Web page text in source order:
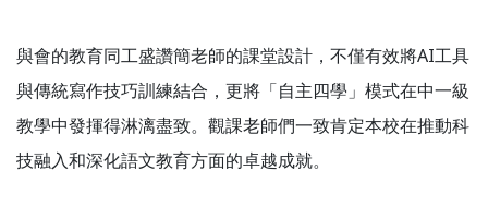
與會的教育同工盛讚簡老師的課堂設計，不僅有效將AI工具
與傳統寫作技巧訓練結合，更將「自主四學」模式在中一級
教學中發揮得淋漓盡致。觀課老師們一致肯定本校在推動科
技融入和深化語文教育方面的卓越成就。